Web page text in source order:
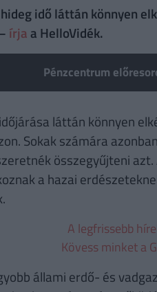
idő láttán könnyen
írja a HelloVidék.
Pénzcentrum
láttán könnyen
Sokak számára
összegyűjteni
a hazai
A legfrissebb
Kövess minket a
állami erdő- és